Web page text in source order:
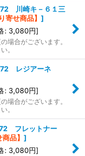
川崎キ－６１三
寄せ商品】 ]
: 3,080円]
場合がございます。
。
72 レジアーネ
: 3,080円]
場合がございます。
。
フレットナー
品】 ]
: 3,080円]